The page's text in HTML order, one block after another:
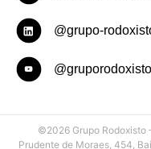
@grupo-
©2026 Grupo Rodoxisto
Prudente de Moraes, 454,